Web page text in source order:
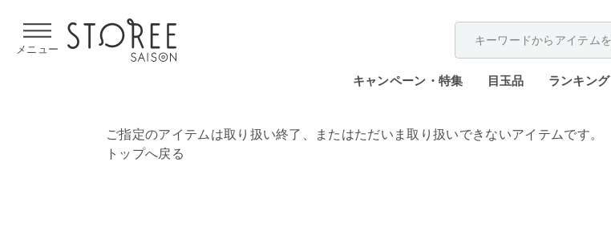
メニュー
キャンペーン・特集 目玉品 ランキング
ご指定のアイテムは取り扱い終了、またはただいま取り扱いできないアイテムです。
トップへ戻る